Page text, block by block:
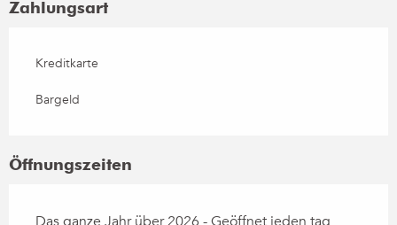
Zahlungsart
Kreditkarte
Bargeld
Öffnungszeiten